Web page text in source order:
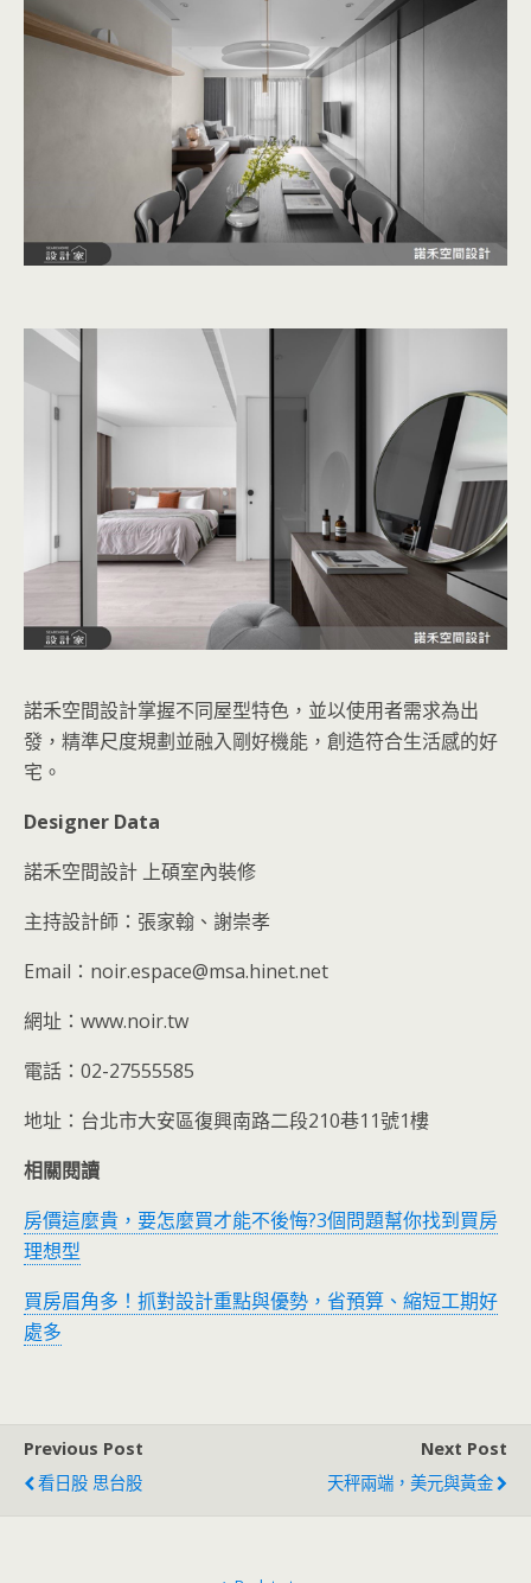
諾禾空間設計掌握不同屋型特色，並以使用者需求為出
發，精準尺度規劃並融入剛好機能，創造符合生活感的好
宅。
Designer Data
諾禾空間設計 上碩室內裝修
主持設計師：張家翰、謝崇孝
Email：noir.espace@msa.hinet.net
網址：www.noir.tw
電話：02-27555585
地址：台北市大安區復興南路二段210巷11號1樓
相關閱讀
房價這麼貴，要怎麼買才能不後悔?3個問題幫你找到買房
理想型
買房眉角多！抓對設計重點與優勢，省預算、縮短工期好
處多
Previous Post
看日股 思台股
Next Post
天秤兩端，美元與黃金